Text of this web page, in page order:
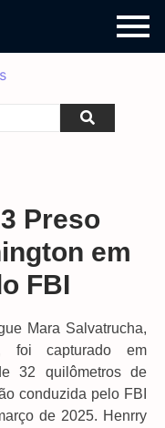
Preso
em
FBI
Mara Salvatrucha,
foi capturado em
32 quilômetros de
conduzida pelo FBI
de 2025. Henrry